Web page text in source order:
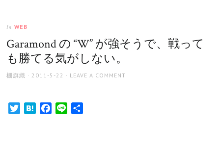
In WEB
Garamond の “W” が強そうで、戦って
も勝てる気がしない。
AUTHOR
棚旗織
POSTED
2011-5-22 LEAVE A COMMENT
TwitterHatenaFacebook
Line